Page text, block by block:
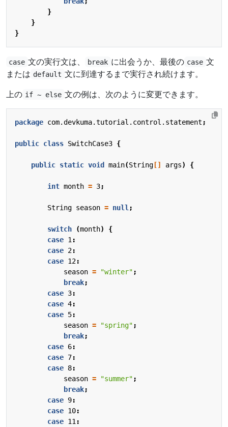
}
}
}
case 文の実行文は、 break に出会うか、最後の case 文
または default 文に到達するまで実行され続けます。
上の if ~ else 文の例は、次のように変更できます。
package com.devkuma.tutorial.control.statement ;
public class SwitchCase3 {
public static void main(String [] args) {
int month = 3;
String season = null ;
switch (month)
{
case 1 :
case 2:
case 12:
season = "winter" ;
break;
case 3:
case 4:
case 5:
season = "spring" ;
break;
case 6:
case 7:
case 8:
season = "summer" ;
break;
case 9:
case 10:
case 11 :